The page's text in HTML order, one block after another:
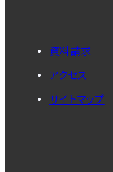
資料請求
アクセス
サイトマップ